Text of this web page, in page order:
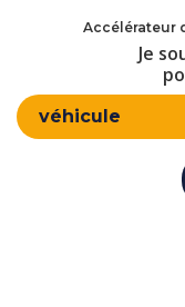
Accélérateur
Je
véhicule